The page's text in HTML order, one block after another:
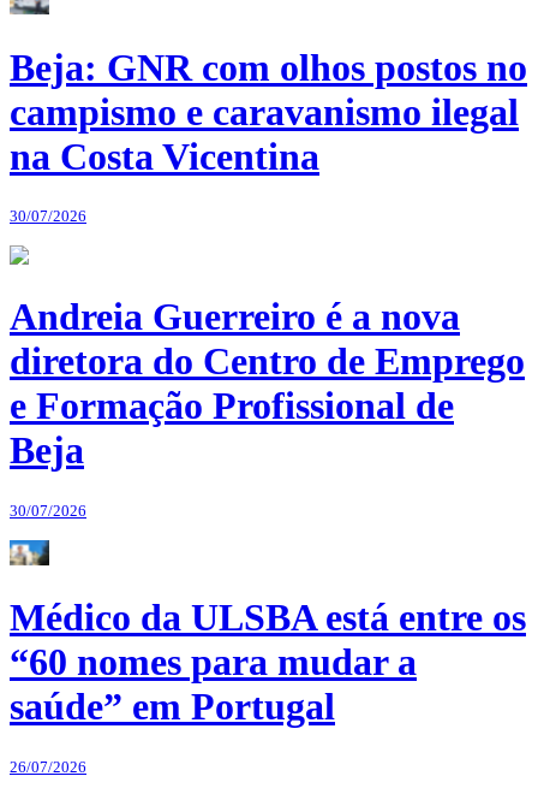
Beja: GNR com olhos postos no
campismo e caravanismo ilegal
na Costa Vicentina
30/07/2026
Andreia Guerreiro é a nova
diretora do Centro de Emprego
e Formação Profissional de
Beja
30/07/2026
Médico da ULSBA está entre os
“60 nomes para mudar a
saúde” em Portugal
26/07/2026